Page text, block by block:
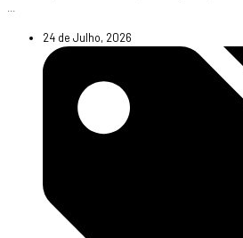
...
24 de Julho, 2026